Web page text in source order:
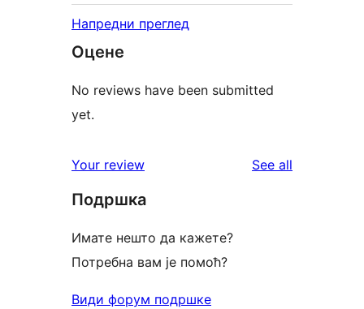
Напредни преглед
Оцене
No reviews have been submitted
yet.
Your review See all
Подршка
Имате нешто да кажете?
Потребна вам је помоћ?
Види форум подршке